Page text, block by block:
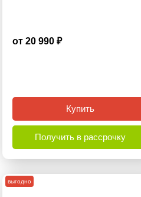
от 20 990 ₽
Купить
Получить в рассрочку
выгодно